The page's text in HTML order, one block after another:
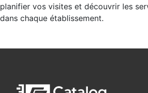
planifier vos visites et découvrir les
dans chaque établissement.